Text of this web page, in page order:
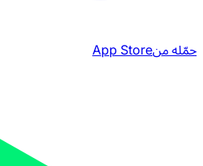
حمّله منApp Store